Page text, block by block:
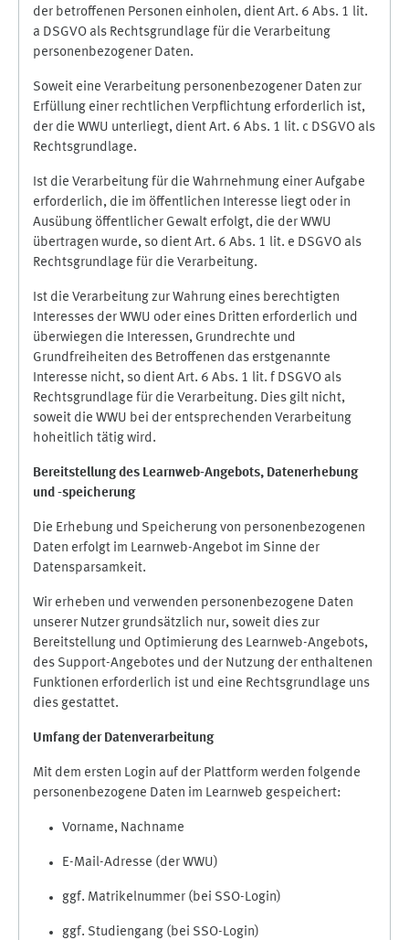
der betroffenen Personen einholen, dient Art. 6 Abs. 1 lit.
a DSGVO als Rechtsgrundlage für die Verarbeitung
personenbezogener Daten.
Soweit eine Verarbeitung personenbezogener Daten zur
Erfüllung einer rechtlichen Verpflichtung erforderlich ist,
der die WWU unterliegt, dient Art. 6 Abs. 1 lit. c DSGVO als
Rechtsgrundlage.
Ist die Verarbeitung für die Wahrnehmung einer Aufgabe
erforderlich, die im öffentlichen Interesse liegt oder in
Ausübung öffentlicher Gewalt erfolgt, die der WWU
übertragen wurde, so dient Art. 6 Abs. 1 lit. e DSGVO als
Rechtsgrundlage für die Verarbeitung.
Ist die Verarbeitung zur Wahrung eines berechtigten
Interesses der WWU oder eines Dritten erforderlich und
überwiegen die Interessen, Grundrechte und
Grundfreiheiten des Betroffenen das erstgenannte
Interesse nicht, so dient Art. 6 Abs. 1 lit. f DSGVO als
Rechtsgrundlage für die Verarbeitung. Dies gilt nicht,
soweit die WWU bei der entsprechenden Verarbeitung
hoheitlich tätig wird.
Bereitstellung des Learnweb-Angebots, Datenerhebung
und -speicherung
Die Erhebung und Speicherung von personenbezogenen
Daten erfolgt im Learnweb-Angebot im Sinne der
Datensparsamkeit.
Wir erheben und verwenden personenbezogene Daten
unserer Nutzer grundsätzlich nur, soweit dies zur
Bereitstellung und Optimierung des Learnweb-Angebots,
des Support-Angebotes und der Nutzung der enthaltenen
Funktionen erforderlich ist und eine Rechtsgrundlage uns
dies gestattet.
Umfang der Datenverarbeitung
Mit dem ersten Login auf der Plattform werden folgende
personenbezogene Daten im Learnweb gespeichert:
Vorname, Nachname
E-Mail-Adresse (der WWU)
ggf. Matrikelnummer (bei SSO-Login)
ggf. Studiengang (bei SSO-Login)